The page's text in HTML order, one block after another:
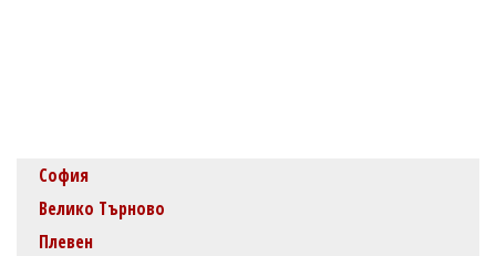
София
Велико Търново
Плевен